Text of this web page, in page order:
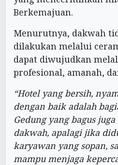
Berkemajuan.
Menurutnya, dakwah
dilakukan melalui
dapat diwujudkan
profesional, amanah,
“Hotel yang bersih,
dengan baik adalah
Gedung yang bagus
dakwah, apalagi jika
karyawan yang sopan,
mampu menjaga